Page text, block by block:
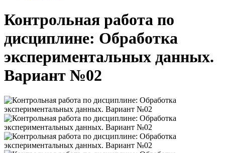
Контрольная работа по
дисциплине: Обработка
экспериментальных данных.
Вариант №02